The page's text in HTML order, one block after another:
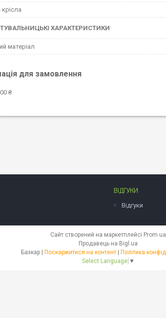
ХАРАКТЕРИСТИКИ
матеріал
для замовлення
₴
ВІДГУКИ
Відгуки
Сайт створений на маркетплейсі Prom.ua
Продавець на Bigl.ua
Базкар | Поскаржитися на контент | Політика
Select Language ▼